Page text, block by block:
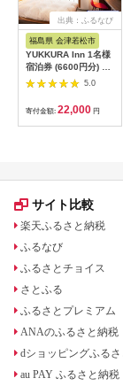
出典：ふるなび
福島県 会津若松市
YUKKURA Inn 1名様
宿泊券 (6600円分) ワ
ーケーションお試しプ
ラン｜東北 福島県 会
津若松市 東山温泉 旅
行 クーポン 利用券
[0800]
5.0
寄付金額: 22,000 円
サイト比較
楽天ふるさと納税
ふるなび
ふるさとチョイス
さとふる
ふるさとプレミアム
ANAのふるさと納税
dショッピングふる
au PAY ふるさと納税